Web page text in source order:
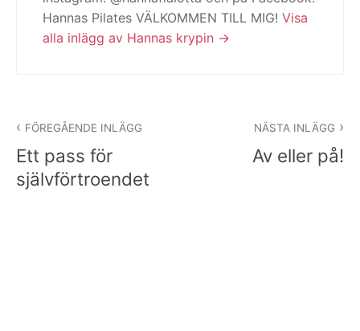
Hannas Pilates VÄLKOMMEN TILL MIG! Visa
alla inlägg av Hannas krypin
FÖREGÅENDE INLÄGG
Ett pass för
självförtroendet
NÄSTA INLÄGG
Av eller på!